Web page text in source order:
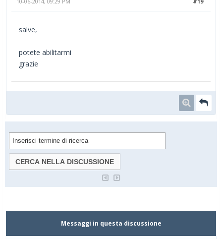
salve,
potete abilitarmi
grazie
Messaggi in questa discussione